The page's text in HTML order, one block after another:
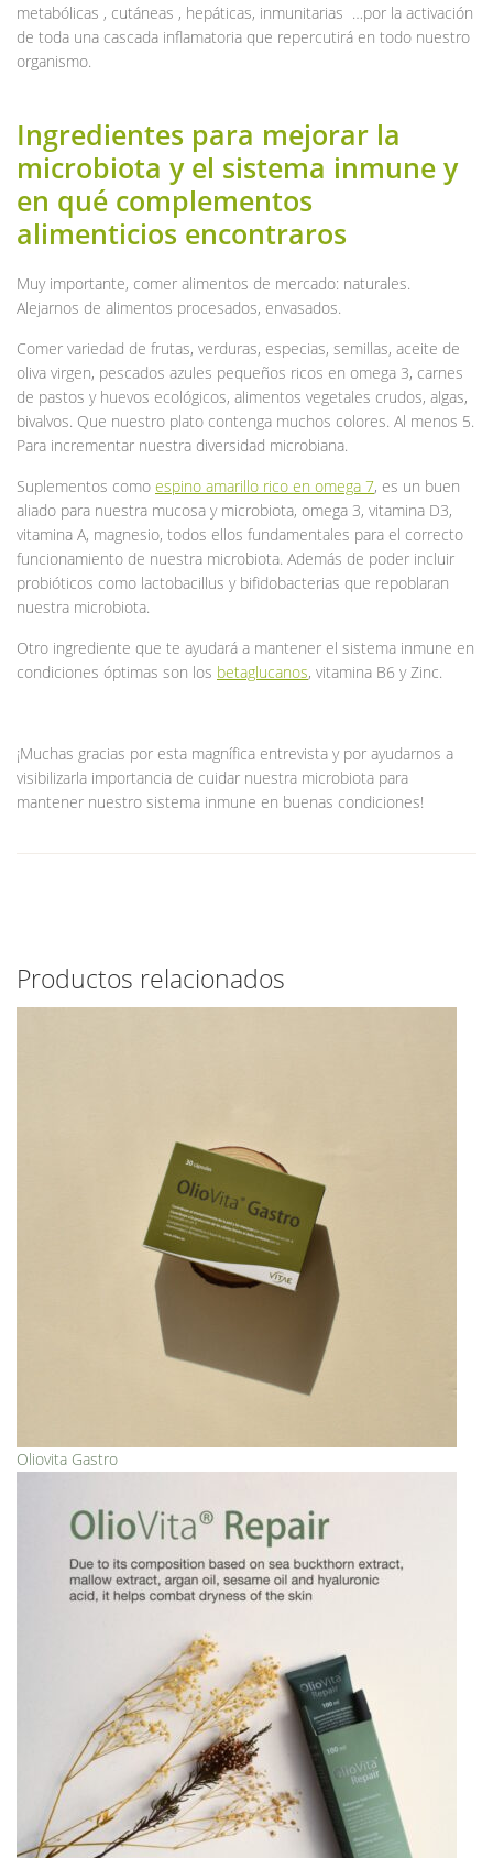
metabólicas , cutáneas , hepáticas, inmunitarias …por la activación
de toda una cascada inflamatoria que repercutirá en todo nuestro
organismo.
Ingredientes para mejorar la
microbiota y el sistema inmune y
en qué complementos
alimenticios encontraros
Muy importante, comer alimentos de mercado: naturales.
Alejarnos de alimentos procesados, envasados.
Comer variedad de frutas, verduras, especias, semillas, aceite de
oliva virgen, pescados azules pequeños ricos en omega 3, carnes
de pastos y huevos ecológicos, alimentos vegetales crudos, algas,
bivalvos. Que nuestro plato contenga muchos colores. Al menos 5.
Para incrementar nuestra diversidad microbiana.
Suplementos como espino amarillo rico en omega 7, es un buen
aliado para nuestra mucosa y microbiota, omega 3, vitamina D3,
vitamina A, magnesio, todos ellos fundamentales para el correcto
funcionamiento de nuestra microbiota. Además de poder incluir
probióticos como lactobacillus y bifidobacterias que repoblaran
nuestra microbiota.
Otro ingrediente que te ayudará a mantener el sistema inmune en
condiciones óptimas son los betaglucanos, vitamina B6 y Zinc.
¡Muchas gracias por esta magnífica entrevista y por ayudarnos a
visibilizarla importancia de cuidar nuestra microbiota para
mantener nuestro sistema inmune en buenas condiciones!
Productos relacionados
Oliovita Gastro